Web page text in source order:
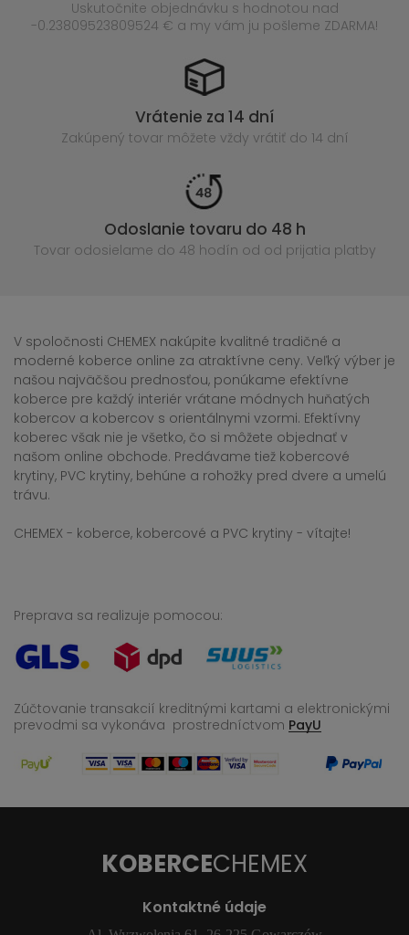
Uskutočnite objednávku s hodnotou nad
-0.23809523809524 € a my vám ju pošleme ZDARMA!
Vrátenie za 14 dní
Zakúpený tovar môžete vždy vrátiť do 14 dní
Odoslanie tovaru do 48 h
Tovar odosielame do 48 hodín od od prijatia platby
V spoločnosti CHEMEX nakúpite kvalitné tradičné a
moderné koberce online za atraktívne ceny. Veľký výber je
našou najväčšou prednosťou, ponúkame efektívne
koberce pre každý interiér vrátane módnych huňatých
kobercov a kobercov s orientálnymi vzormi. Efektívny
koberec však nie je všetko, čo si môžete objednať v
našom online obchode. Predávame tiež kobercové
krytiny, PVC krytiny, behúne a rohožky pred dvere a umelú
trávu.
CHEMEX - koberce, kobercové a PVC krytiny - vítajte!
Preprava sa realizuje pomocou:
Zúčtovanie transakcií kreditnými kartami a elektronickými
prevodmi sa vykonáva prostredníctvom PayU
KOBERCECHEMEX
Kontaktné údaje